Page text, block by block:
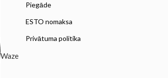
Waze
Piegāde
ESTO nomaksa
Privātuma politika